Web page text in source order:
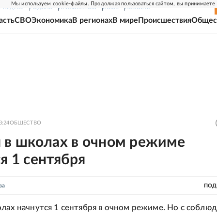
Мы используем cookie-файлы. Продолжая пользоваться сайтом, вы принимаете
НЕДЕЛЯ РОДИНА ПРИЛОЖЕНИЯ СОЮЗ НОВОСТИ
СВОЭкономикаВ регионахВ мире Происшествия
ОБЩЕСТВО
в школах в очном режиме
1 сентября
начнутся 1 сентября в очном режиме. Но с